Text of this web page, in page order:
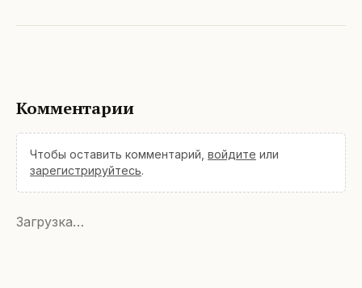
Комментарии
Чтобы оставить комментарий, войдите или
зарегистрируйтесь.
Загрузка…